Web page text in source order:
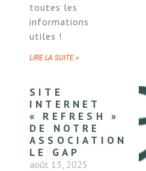
toutes les
informations
utiles !
LIRE LA SUITE »
SITE
INTERNET
« REFRESH »
DE NOTRE
ASSOCIATION
LE GAP
août 13, 2025